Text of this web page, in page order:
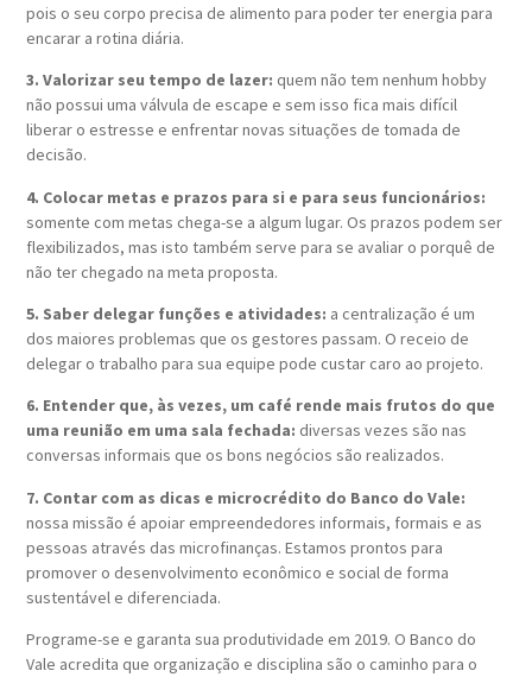
pois o seu corpo precisa de alimento para poder ter energia para
encarar a rotina diária.
3. Valorizar seu tempo de lazer: quem não tem nenhum hobby
não possui uma válvula de escape e sem isso fica mais difícil
liberar o estresse e enfrentar novas situações de tomada de
decisão.
4. Colocar metas e prazos para si e para seus funcionários:
somente com metas chega-se a algum lugar. Os prazos podem ser
flexibilizados, mas isto também serve para se avaliar o porquê de
não ter chegado na meta proposta.
5. Saber delegar funções e atividades: a centralização é um
dos maiores problemas que os gestores passam. O receio de
delegar o trabalho para sua equipe pode custar caro ao projeto.
6. Entender que, às vezes, um café rende mais frutos do que
uma reunião em uma sala fechada: diversas vezes são nas
conversas informais que os bons negócios são realizados.
7. Contar com as dicas e microcrédito do Banco do Vale:
nossa missão é apoiar empreendedores informais, formais e as
pessoas através das microfinanças. Estamos prontos para
promover o desenvolvimento econômico e social de forma
sustentável e diferenciada.
Programe-se e garanta sua produtividade em 2019. O Banco do
Vale acredita que organização e disciplina são o caminho para o